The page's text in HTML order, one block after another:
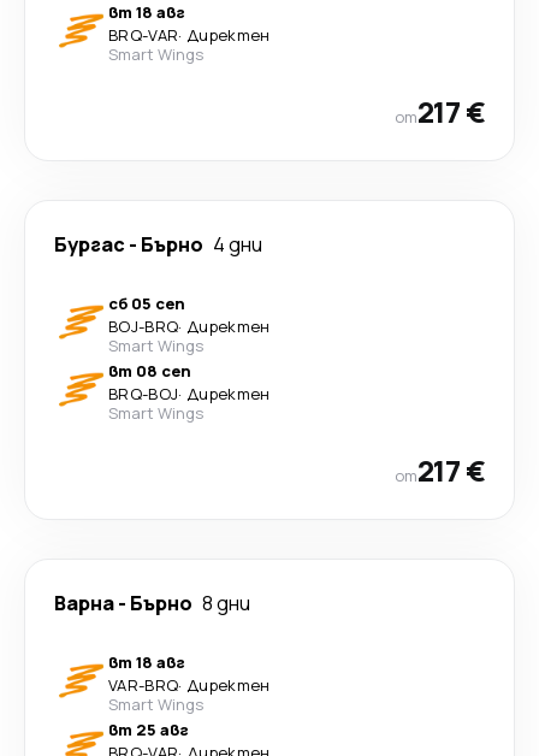
вт 18 авг
BRQ-VAR· Директен
Smart Wings
от217 €
Бургас - Бърно 4 дни
сб 05 сеп
BOJ-BRQ· Директен
Smart Wings
вт 08 сеп
BRQ-BOJ· Директен
Smart Wings
от217 €
Варна- Бърно 8 дни
вт 18 авг
VAR-BRQ· Директен
Smart Wings
вт 25 авг